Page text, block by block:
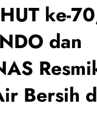
ke-
dan
Bersih